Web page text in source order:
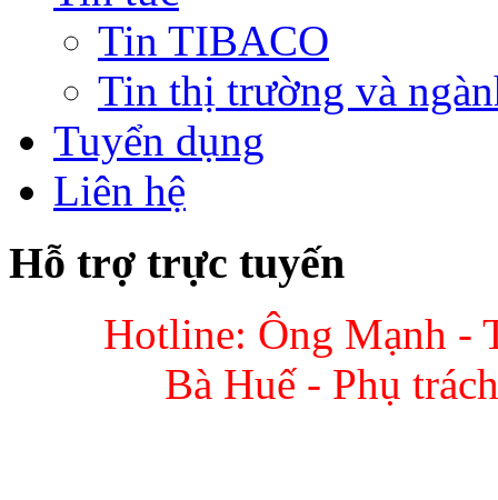
Tin TIBACO
Tin thị trường và
Tuyển dụng
Liên hệ
Hỗ trợ trực tuyến
Hotline: Ông Mạnh -
Bà Huế - Phụ